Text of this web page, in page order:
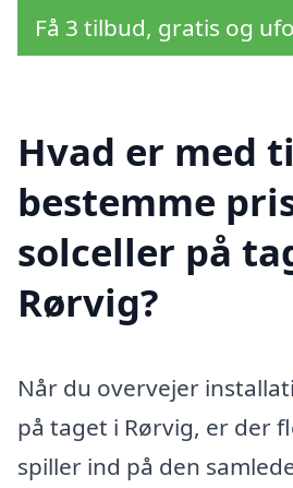
Få 3 tilbud, gratis og
Hvad er med
bestemme
solceller på
Rørvig?
Når du overvejer
på taget i Rørvig, er der
spiller ind på den